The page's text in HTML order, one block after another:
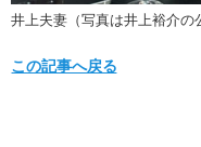
井上夫妻（写真は井上裕介の
この記事へ戻る